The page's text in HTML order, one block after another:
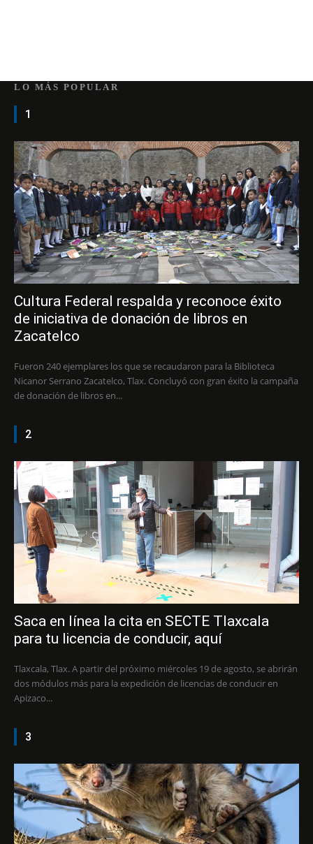
LO MÁS POPULAR
1
Cultura Federal respalda y reconoce éxito
de iniciativa de donación de libros en
Zacatelco
Fueron 240 ejemplares los que se recaudaron para la Biblioteca
Nicanor Serrano Zacatelco, Tlax. Concluyó con gran éxito la campaña
de donación de libros en...
2
Saca en línea la cita en SECTE Tlaxcala
para tu licencia de conducir, aquí
Tlaxcala, Tlax. A partir del próximo miércoles 19 de agosto, se abrirán
dos módulos más para la expedición de licencias de conducir en
Apizaco...
3